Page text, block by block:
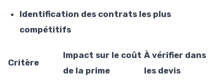
Identification des contrats les plus
compétitifs
Critère
Impact sur le coût
de la prime
À vérifier dans
les devis